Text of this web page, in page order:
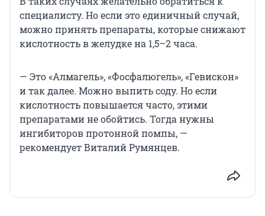
специалисту. Но если это единичный случай,
можно принять препараты, которые снижают
кислотность в желудке на 1,5–2 часа.
— Это «Алмагель», «Фосфалюгель», «Гевискон»
и так далее. Можно выпить соду. Но если
кислотность повышается часто, этими
препаратами не обойтись. Тогда нужны
ингибиторов протонной помпы, —
рекомендует Виталий Румянцев.